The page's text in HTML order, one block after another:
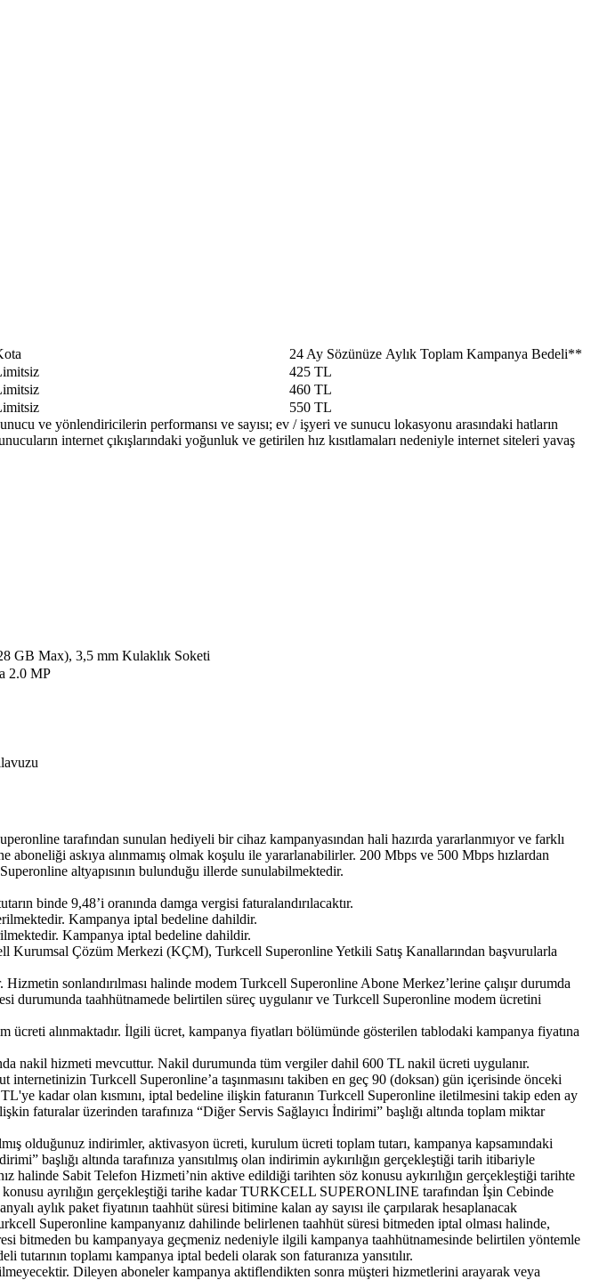
​24 Ay Sözünüze Aylık Toplam Kampanya Bedeli**
425 TL​
460 TL​
550 TL​​​
ve yönlendiricilerin performansı ve sayısı; ev / işyeri ve sunucu lokasyonu arasındaki hatların
internet çıkışlarındaki yoğunluk ve getirilen hız kısıtlamaları nedeniyle internet siteleri yavaş
GB Max), 3,5 mm Kulaklık Soketi​​
2.0 MP​​
tarafından sunulan hediyeli bir cihaz kampanyasından hali hazırda yararlanmıyor ve farklı
askıya alınmamış olmak koşulu ile yararlanabilirler. 200 Mbps ve 500 Mbps hızlardan
altyapısının bulunduğu illerde sunulabilmektedir.
binde 9,48’i oranında damga vergisi faturalandırılacaktır.
Kampanya iptal bedeline dahildir.
Kampanya iptal bedeline dahildir.
Çözüm Merkezi (KÇM), Turkcell Superonline Yetkili Satış Kanallarından başvurularla
sonlandırılması halinde modem Turkcell Superonline Abone Merkez’lerine çalışır durumda
durumunda taahhütnamede belirtilen süreç uygulanır ve Turkcell Superonline modem ücretini
alınmaktadır. İlgili ücret, kampanya fiyatları bölümünde gösterilen tablodaki kampanya fiyatına
nakil hizmeti mevcuttur. Nakil durumunda tüm vergiler dahil 600 TL nakil ücreti uygulanır.
Turkcell Superonline’a taşınmasını takiben en geç 90 (doksan) gün içerisinde önceki
kadar olan kısmını, iptal bedeline ilişkin faturanın Turkcell Superonline iletilmesini takip eden ay
faturalar üzerinden tarafınıza “Diğer Servis Sağlayıcı İndirimi” başlığı altında toplam miktar
olduğunuz indirimler, aktivasyon ücreti, kurulum ücreti toplam tutarı, kampanya kapsamındaki
başlığı altında tarafınıza yansıtılmış olan indirimin aykırılığın gerçekleştiği tarih itibariyle
halinde Sabit Telefon Hizmeti’nin aktive edildiği tarihten söz konusu aykırılığın gerçekleştiği tarihte
ayrılığın gerçekleştiği tarihe kadar TURKCELL SUPERONLINE tarafından İşin Cebinde
aylık paket fiyatının taahhüt süresi bitimine kalan ay sayısı ile çarpılarak hesaplanacak
Superonline kampanyanız dahilinde belirlenen taahhüt süresi bitmeden iptal olması halinde,
bitmeden bu kampanyaya geçmeniz nedeniyle ilgili kampanya taahhütnamesinde belirtilen yöntemle
tutarının toplamı kampanya iptal bedeli olarak son faturanıza yansıtılır.
Dileyen aboneler kampanya aktiflendikten sonra müşteri hizmetlerini arayarak veya